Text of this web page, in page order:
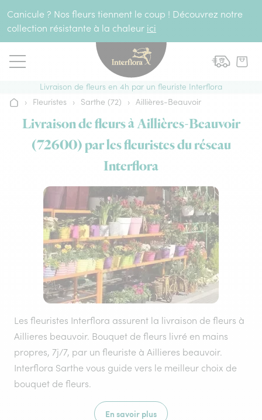
Canicule ? Nos fleurs tiennent le coup ! Découvrez notre
collection résistante à la chaleur ici
Livraison de fleurs en 4h par un fleuriste Interflora
Accueil
› Fleuristes › Sarthe (72) › Aillières-Beauvoir
Livraison de fleurs à Aillières-Beauvoir
(72600) par les fleuristes du réseau
Interflora
Les fleuristes Interflora assurent la livraison de fleurs à
Aillieres beauvoir. Bouquet de fleurs livré en mains
propres, 7j/7, par un fleuriste à Aillieres beauvoir.
Interflora Sarthe vous guide vers le meilleur choix de
bouquet de fleurs.
En savoir plus